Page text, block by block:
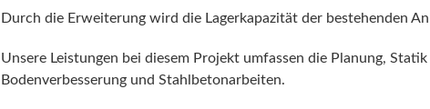
Durch die Erweiterung wird die Lagerkapazität der bestehenden
Unsere Leistungen bei diesem Projekt umfassen die Planung,
Bodenverbesserung und Stahlbetonarbeiten.